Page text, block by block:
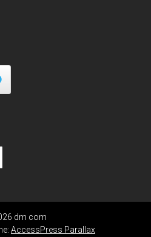
dm com
AccessPress Parallax